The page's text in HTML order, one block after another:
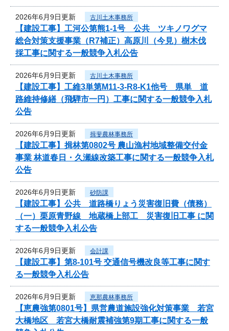
2026年6月9日更新 古川土木事務所
【建設工事】工河公第熊1-1号 公共 ツキノワグマ
総合対策支援事業（R7補正）高原川（今見）樹木伐
採工事に関する一般競争入札公告
2026年6月9日更新 古川土木事務所
【建設工事】工維3単第M11-3-R8-K1他号 県単 道
路維持修繕（飛騨市一円）工事に関する一般競争入札
公告
2026年6月9日更新 揖斐農林事務所
【建設工事】揖林第0802号 農山漁村地域整備交付金
事業 林道春日・久瀬線改築工事に関する一般競争入札
公告
2026年6月9日更新 砂防課
【建設工事】公共 道路橋りょう災害復旧費（債務）
（一）栗原青野線 地蔵橋上部工 災害復旧工事 に関
する一般競争入札公告
2026年6月9日更新 会計課
【建設工事】第8-101号 交通信号機改良等工事に関す
る一般競争入札公告
2026年6月9日更新 恵那農林事務所
【恵農強第0801号】県営農道施設強化対策事業 若宮
大橋地区 若宮大橋耐震補強第9期工事に関する一般